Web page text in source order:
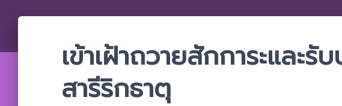
เข้าเฝ้าถวายสักการะและรั
สารีริกธาตุ